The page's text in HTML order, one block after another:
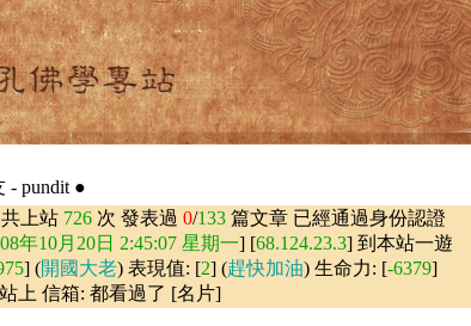
- pundit ●
上站 726 次 發表過 0/133 篇文章 已經通過身份認證
年10月20日 2:45:07 星期一] [68.124.23.3] 到本站一遊
] (開國大老) 表現值: [2] (趕快加油) 生命力: [-6379]
上 信箱: 都看過了 [名片]